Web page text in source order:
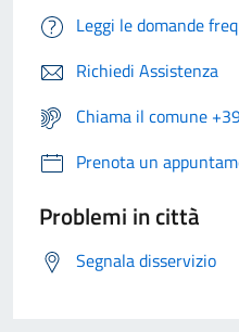
Leggi le domande
Richiedi Assistenza
Chiama il comune
Prenota un
Problemi in città
Segnala disservizio